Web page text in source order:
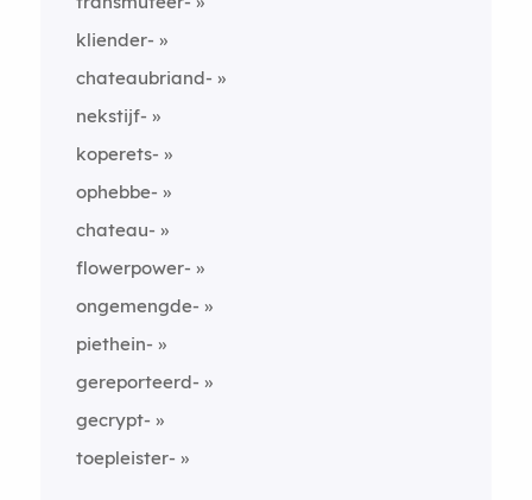
kliender-
chateaubriand-
nekstijf-
koperets-
ophebbe-
chateau-
flowerpower-
ongemengde-
piethein-
gereporteerd-
gecrypt-
toepleister-